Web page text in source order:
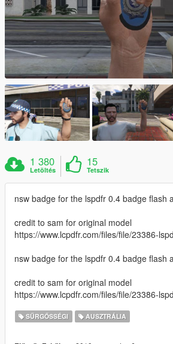
1 380
Letöltés
15
Tetszik
nsw badge for the lspdfr 0.4 badge flash
credit to sam for original model
https://www.lcpdfr.com/files/file/23386-
nsw badge for the lspdfr 0.4 badge flash
credit to sam for original model
https://www.lcpdfr.com/files/file/23386-
SŰRGŐSSÉGI AUSZTRÁLIA